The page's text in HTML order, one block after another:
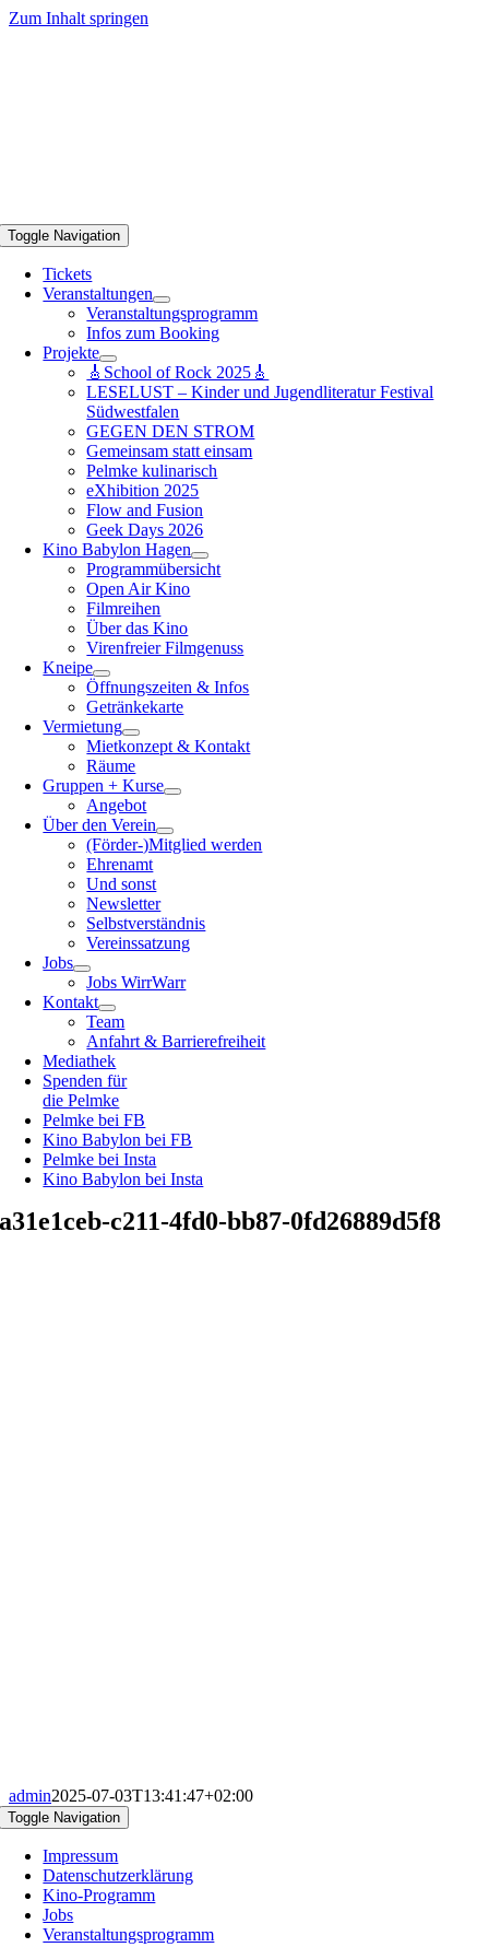
Zum Inhalt springen
Toggle Navigation
Tickets
Veranstaltungen
Veranstaltungsprogramm
Infos zum Booking
Projekte
🎸School of Rock 2025🎸
LESELUST – Kinder und Jugendliteratur Festival
Südwestfalen
GEGEN DEN STROM
Gemeinsam statt einsam
Pelmke kulinarisch
eXhibition 2025
Flow and Fusion
Geek Days 2026
Kino Babylon Hagen
Programmübersicht
Open Air Kino
Filmreihen
Über das Kino
Virenfreier Filmgenuss
Kneipe
Öffnungszeiten & Infos
Getränkekarte
Vermietung
Mietkonzept & Kontakt
Räume
Gruppen + Kurse
Angebot
Über den Verein
(Förder-)Mitglied werden
Ehrenamt
Und sonst
Newsletter
Selbstverständnis
Vereinssatzung
Jobs
Jobs WirrWarr
Kontakt
Team
Anfahrt & Barrierefreiheit
Mediathek
Spenden für
die Pelmke
Pelmke bei FB
Kino Babylon bei FB
Pelmke bei Insta
Kino Babylon bei Insta
a31e1ceb-c211-4fd0-bb87-0fd26889d5f8
admin2025-07-03T13:41:47+02:00
Toggle Navigation
Impressum
Datenschutzerklärung
Kino-Programm
Jobs
Veranstaltungsprogramm